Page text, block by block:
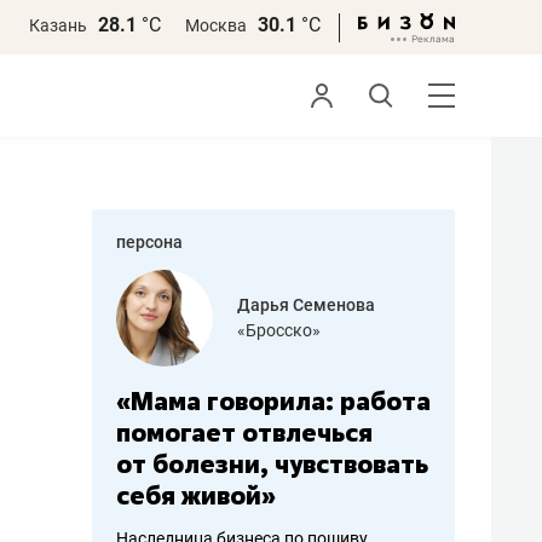
Казань 28.1 °С Москва 30.1 °С
персона
Дарья Семенова
«Бросско»
«Мама говорила: работа
помогает отвлечься
от болезни, чувствовать
себя живой»